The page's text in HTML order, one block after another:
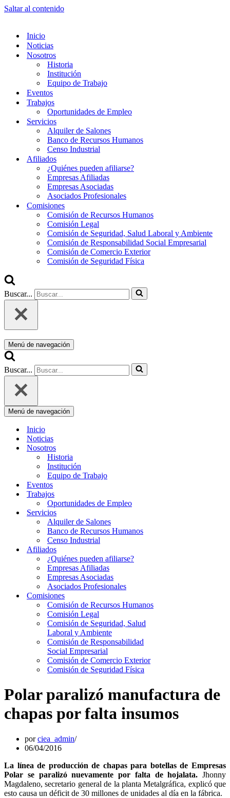
Saltar al contenido
Inicio
Noticias
Nosotros
Historia
Institución
Equipo de Trabajo
Eventos
Trabajos
Oportunidades de Empleo
Servicios
Alquiler de Salones
Banco de Recursos Humanos
Censo Industrial
Afiliados
¿Quiénes pueden afiliarse?
Empresas Afiliadas
Empresas Asociadas
Asociados Profesionales
Comisiones
Comisión de Recursos Humanos
Comisión Legal
Comisión de Seguridad, Salud Laboral y Ambiente
Comisión de Responsabilidad Social Empresarial
Comisión de Comercio Exterior
Comisión de Seguridad Física
Buscar...
Menú de navegación
Buscar...
Menú de navegación
Inicio
Noticias
Nosotros
Historia
Institución
Equipo de Trabajo
Eventos
Trabajos
Oportunidades de Empleo
Servicios
Alquiler de Salones
Banco de Recursos Humanos
Censo Industrial
Afiliados
¿Quiénes pueden afiliarse?
Empresas Afiliadas
Empresas Asociadas
Asociados Profesionales
Comisiones
Comisión de Recursos Humanos
Comisión Legal
Comisión de Seguridad, Salud
Laboral y Ambiente
Comisión de Responsabilidad
Social Empresarial
Comisión de Comercio Exterior
Comisión de Seguridad Física
Polar paralizó manufactura de
chapas por falta insumos
porciea_admin
06/04/2016
La línea de producción de chapas para botellas de Empresas
Polar se paralizó nuevamente por falta de hojalata. Jhonny
Magdaleno, secretario general de la planta Metalgráfica, explicó que
esto causa un déficit de 30 millones de unidades al día en la fábrica.